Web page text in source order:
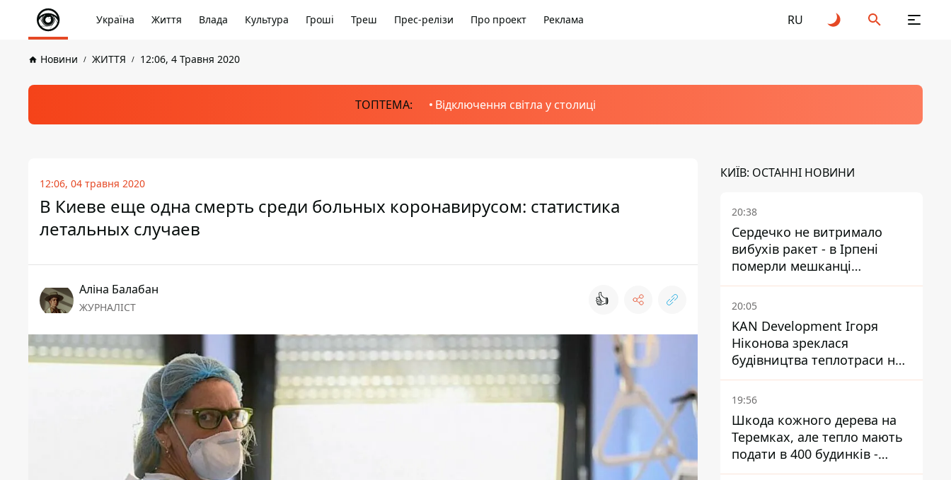
Україна Життя Влада Культура Гроші Треш Прес-релізи Про проект Реклама RU
Новини ЖИТТЯ 12:06, 4 Травня 2020
ТОПТЕМА: Відключення світла у столиці
12:06, 04 травня 2020
В Киеве еще одна смерть среди больных коронавирусом: статистика
летальных случаев
Аліна Балабан
ЖУРНАЛІСТ 👍
КИЇВ: ОСТАННІ НОВИНИ
20:38
Сердечко не витримало
вибухів ракет - в Ірпені
померли мешканці
притулку для собак з
інвалідністю
20:05
KAN Development Ігоря
Ніконова зреклася
будівництва теплотраси на
Теремках
19:56
Шкода кожного дерева на
Теремках, але тепло мають
подати в 400 будинків -
депутатка Київради